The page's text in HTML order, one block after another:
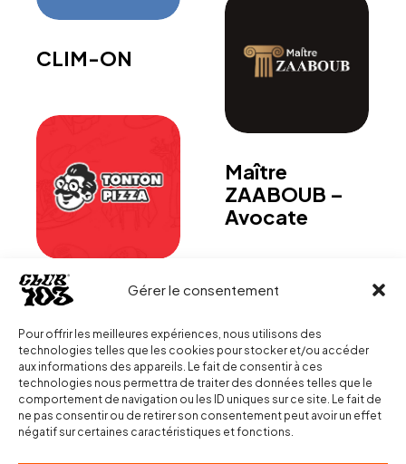
Gérer le consentement
Pour offrir les meilleures expériences, nous utilisons des
technologies telles que les cookies pour stocker et/ou accéder
aux informations des appareils. Le fait de consentir à ces
technologies nous permettra de traiter des données telles que le
comportement de navigation ou les ID uniques sur ce site. Le fait de
ne pas consentir ou de retirer son consentement peut avoir un effet
négatif sur certaines caractéristiques et fonctions.
CLIM-ON
Maître
ZAABOUB –
Avocate
TontonPizza